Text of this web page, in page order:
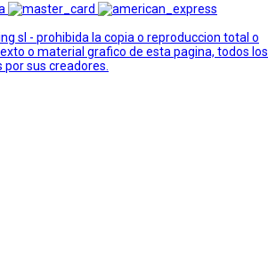
sl - prohibida la copia o reproduccion total o
o material grafico de esta pagina, todos los
sus creadores.